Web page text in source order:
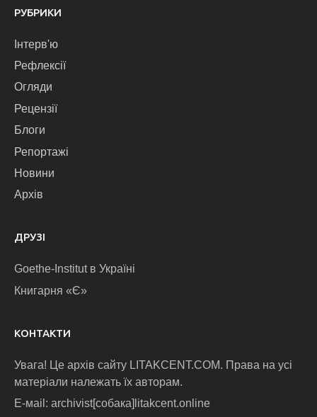
РУБРИКИ
Інтерв'ю
Рефлексії
Огляди
Рецензії
Блоги
Репортажі
Новини
Архів
ДРУЗІ
Goethe-Institut в Україні
Книгарня «Є»
КОНТАКТИ
Увага! Це архів сайту LITAKCENT.COM. Права на усі
матеріали належать їх авторам.
E-маіl: archivist[собака]litakcent.online